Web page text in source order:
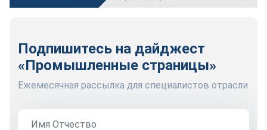
Подпишитесь на дайджест
«Промышленные страницы»
Ежемесячная рассылка для специалистов отрасли